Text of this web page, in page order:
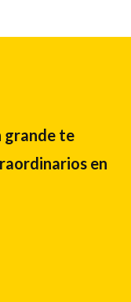
grande te
en